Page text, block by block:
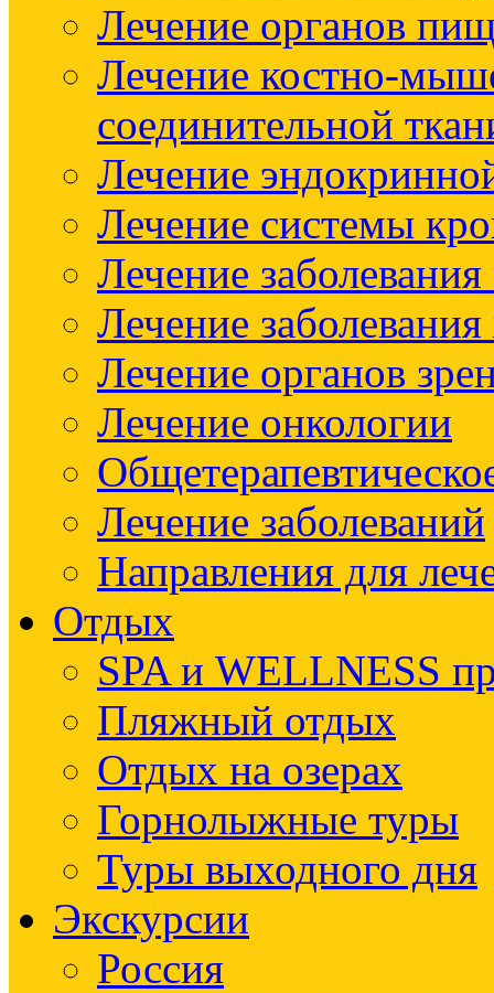
Лечение органов
Лечение костно-
соединительной
Лечение
Лечение системы
Лечение
Лечение
Лечение органов
Лечение онкологии
Лечение заболеваний
Направления для
Отдых
SPA и WELLNESS
Пляжный отдых
Отдых на озерах
Горнолыжные туры
Туры выходного дня
Экскурсии
Россия